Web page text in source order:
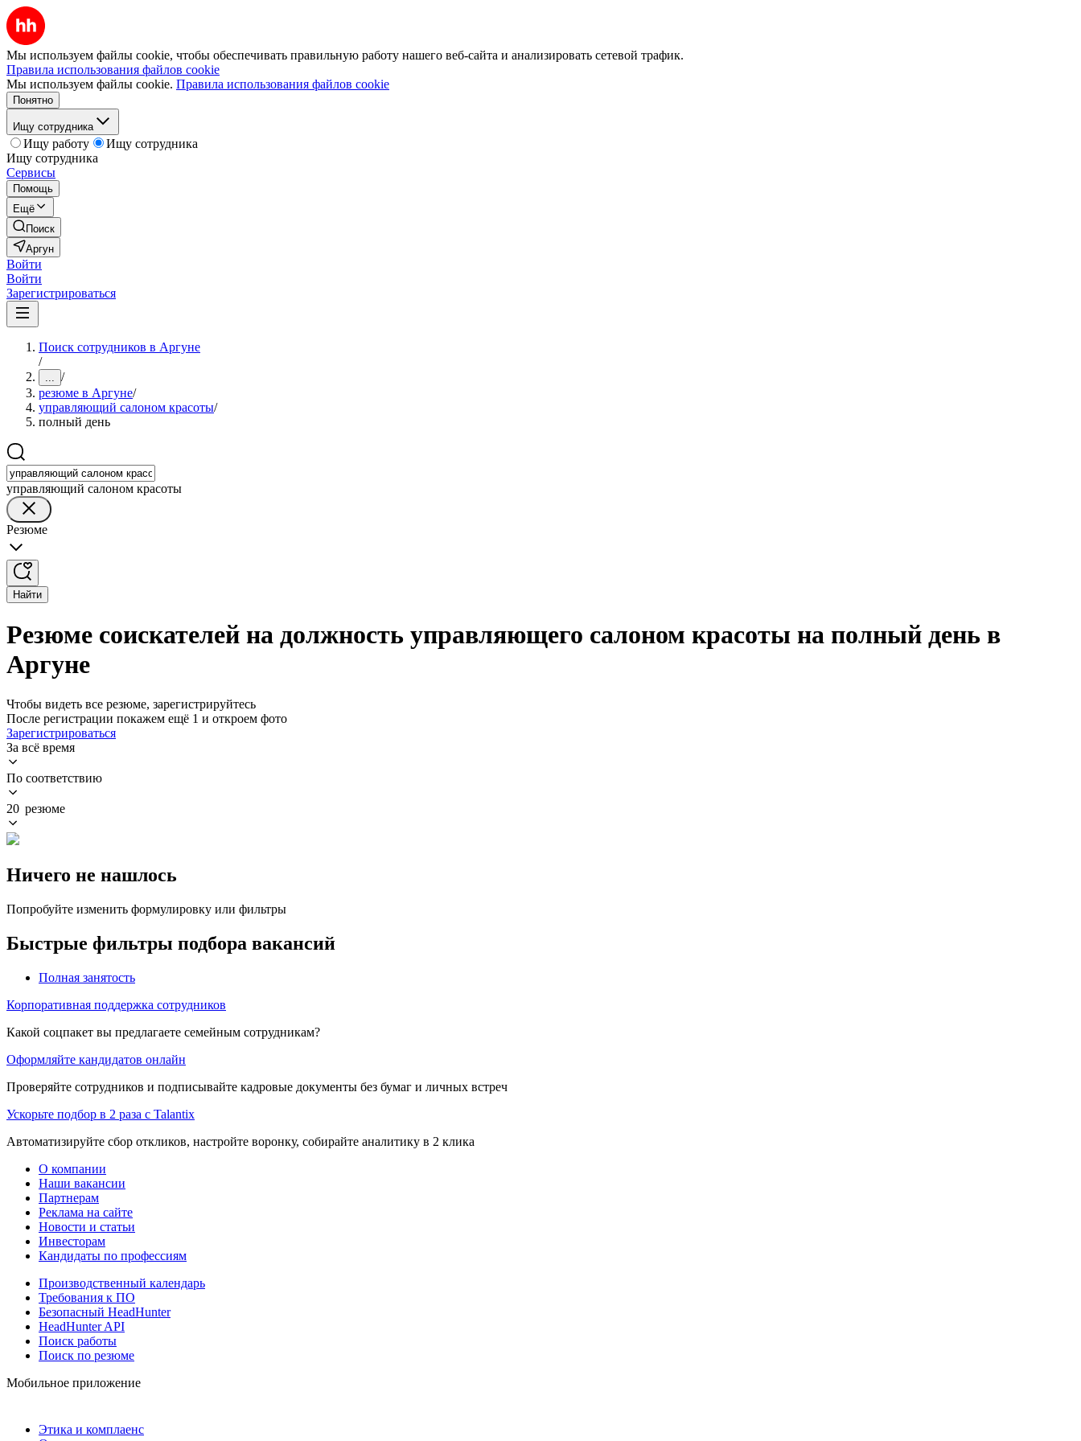
Мы используем файлы cookie, чтобы обеспечивать правильную работу нашего веб-сайта и анализировать сетевой трафик.
Правила использования файлов cookie
Мы используем файлы cookie. Правила использования файлов cookie
Понятно
Ищу сотрудника
Ищу работу
Ищу сотрудника
Ищу сотрудника
Сервисы
Помощь
Ещё
Поиск
Аргун
Войти
Войти
Зарегистрироваться
Поиск сотрудников в Аргуне
/
... /
резюме в Аргуне/
управляющий салоном красоты/
полный день
управляющий салоном красоты
Резюме
Найти
Резюме соискателей на должность управляющего салоном красоты на полный день в
Аргуне
Чтобы видеть все резюме, зарегистрируйтесь
После регистрации покажем ещё 1 и откроем фото
Зарегистрироваться
За всё время
По соответствию
20 резюме
Ничего не нашлось
Попробуйте изменить формулировку или фильтры
Быстрые фильтры подбора вакансий
Полная занятость
Корпоративная поддержка сотрудников
Какой соцпакет вы предлагаете семейным сотрудникам?
Оформляйте кандидатов онлайн
Проверяйте сотрудников и подписывайте кадровые документы без бумаг и личных встреч
Ускорьте подбор в 2 раза с Talantix
Автоматизируйте сбор откликов, настройте воронку, собирайте аналитику в 2 клика
О компании
Наши вакансии
Партнерам
Реклама на сайте
Новости и статьи
Инвесторам
Кандидаты по профессиям
Производственный календарь
Требования к ПО
Безопасный HeadHunter
HeadHunter API
Поиск работы
Поиск по резюме
Мобильное приложение
Этика и комплаенс